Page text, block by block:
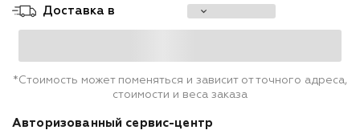
Доставка в
*Стоимость может поменяться и зависит от точного адреса,
стоимости и веса заказа
Авторизованный сервис-центр